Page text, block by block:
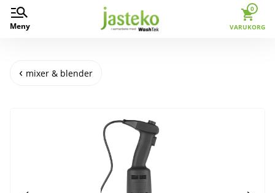
Meny
0
VARUKORG
mixer & blender